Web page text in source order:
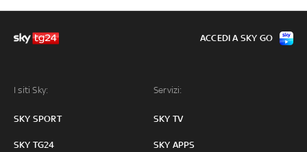
I siti Sky:
SKY SPORT
SKY TG24
Servizi:
SKY TV
SKY APPS
ACCEDI A SKY GO